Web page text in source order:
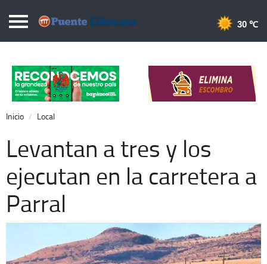
Puentelibre.mx
Local
Nacional
Opinión
Cronos
Economía
Espectáculos
30 ℃
Inicio Local
Levantan a tres y los
ejecutan en la carretera a
Parral